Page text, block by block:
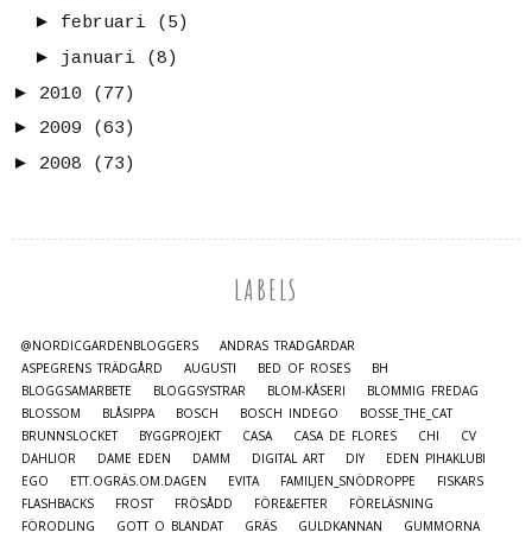
► februari
(5)
► januari
(8)
► 2010
(77)
► 2009
(63)
► 2008 (73)
LABELS
@NORDICGARDENBLOGGERS
ANDRAS TRÄDGÅRDAR
ASPEGRENS TRÄDGÅRD
AUGUSTI BED OF ROSES
BH
BLOGGSAMARBETE
BLOGGSYSTRAR BLOM-KÅSERI
BLOMMIG FREDAG
BLOSSOM
BLÅSIPPA BOSCH BOSCH INDEGO
BOSSE_THE_CAT
BRUNNSLOCKET
BYGGPROJEKT CASA CASA DE FLORES CHI
CV
DAHLIOR
DAME EDEN DAMM DIGITAL ART DIY
EDEN PIHAKLUBI
EGO
ETT.OGRÄS.OM.DAGEN EVITA FAMILJEN_SNÖDROPPE
FISKARS
FLASHBACKS
FROST FRÖSÅDD FÖRE&EFTER
FÖRELÄSNING
FÖRODLING
GOTT O BLANDAT GRÄS GULDKANNAN
GUMMORNA